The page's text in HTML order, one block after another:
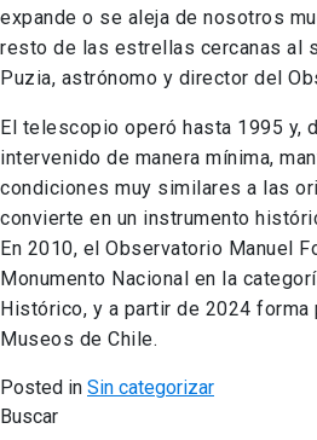
expande o se aleja de nosotros
resto de las estrellas cercanas al
Puzia, astrónomo y director del
El telescopio operó hasta 1995 y,
intervenido de manera mínima,
condiciones muy similares a las
convierte en un instrumento
En 2010, el Observatorio Manuel
Monumento Nacional en la
Histórico, y a partir de 2024 forma
Museos de Chile.
Posted in Sin categorizar
Buscar